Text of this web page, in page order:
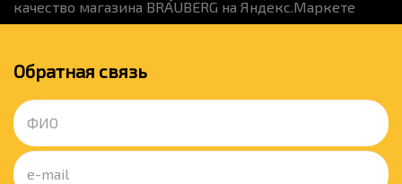
Обратная связь